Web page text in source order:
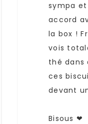
sympa
accord
la box !
vois
thé dans
ces
devant
Bisous ❤